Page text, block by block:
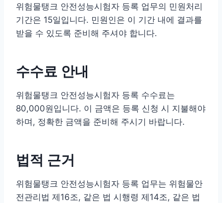
위험물탱크 안전성능시험자 등록 업무의 민원처리
기간은 15일입니다. 민원인은 이 기간 내에 결과를
받을 수 있도록 준비해 주셔야 합니다.
수수료 안내
위험물탱크 안전성능시험자 등록 수수료는
80,000원입니다. 이 금액은 등록 신청 시 지불해야
하며, 정확한 금액을 준비해 주시기 바랍니다.
법적 근거
위험물탱크 안전성능시험자 등록 업무는 위험물안
전관리법 제16조, 같은 법 시행령 제14조, 같은 법